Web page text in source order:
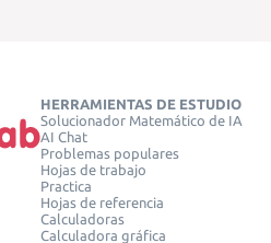
HERRAMIENTAS DE ESTUDIO
Solucionador Matemático de IA
AI Chat
Problemas populares
Hojas de trabajo
Practica
Hojas de referencia
Calculadoras
Calculadora gráfica